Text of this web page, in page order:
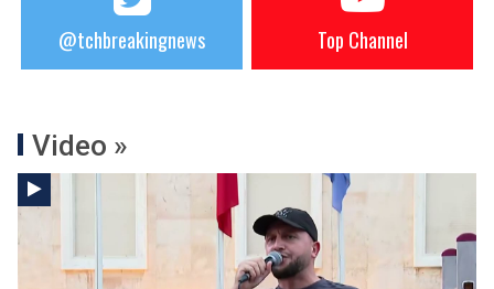
@tchbreakingnews Top Channel
Video »